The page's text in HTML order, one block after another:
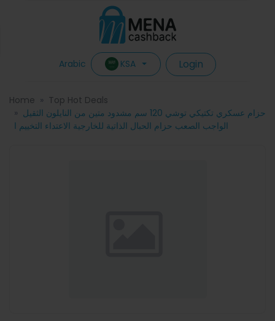
Arabic KSA Login
Home
Top Hot Deals
حزام عسكري تكتيكي توشي 120 سم مشدود متين من النايلون الثقيل
الواجب الصعب حزام الحبال الذاتية للخارجية الاعتداء التخييم ا